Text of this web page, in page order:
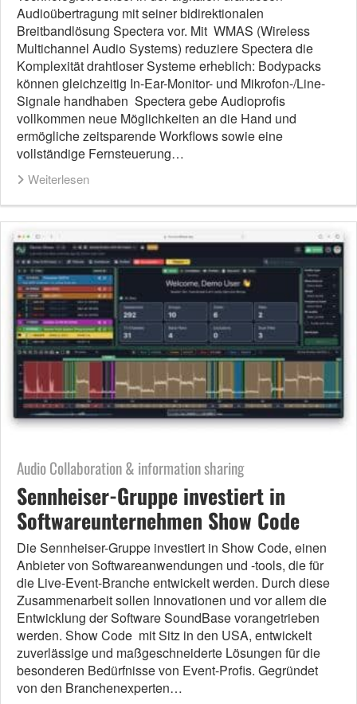
Audioübertragung mit seiner bidirektionalen
Breitbandlösung Spectera vor. Mit WMAS (Wireless
Multichannel Audio Systems) reduziere Spectera die
Komplexität drahtloser Systeme erheblich: Bodypacks
können gleichzeitig In-Ear-Monitor- und Mikrofon-/Line-
Signale handhaben Spectera gebe Audioprofis
vollkommen neue Möglichkeiten an die Hand und
ermögliche zeitsparende Workflows sowie eine
vollständige Fernsteuerung…
Weiterlesen
Audio Collaboration & information sharing
Sennheiser-Gruppe investiert in
Softwareunternehmen Show Code
Die Sennheiser-Gruppe investiert in Show Code, einen
Anbieter von Softwareanwendungen und -tools, die für
die Live-Event-Branche entwickelt werden. Durch diese
Zusammenarbeit sollen Innovationen und vor allem die
Entwicklung der Software SoundBase vorangetrieben
werden. Show Code mit Sitz in den USA, entwickelt
zuverlässige und maßgeschneiderte Lösungen für die
besonderen Bedürfnisse von Event-Profis. Gegründet
von den Branchenexperten…